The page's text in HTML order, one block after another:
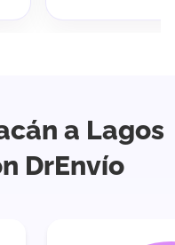
a Lagos
DrEnvío